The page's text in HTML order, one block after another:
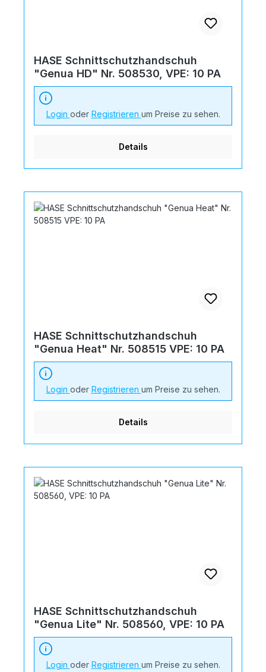
HASE Schnittschutzhandschuh
"Genua HD" Nr. 508530, VPE: 10 PA
Login oder Registrieren um Preise zu sehen.
Details
HASE Schnittschutzhandschuh
"Genua Heat" Nr. 508515 VPE: 10 PA
Login oder Registrieren um Preise zu sehen.
Details
HASE Schnittschutzhandschuh
"Genua Lite" Nr. 508560, VPE: 10 PA
Login oder Registrieren um Preise zu sehen.